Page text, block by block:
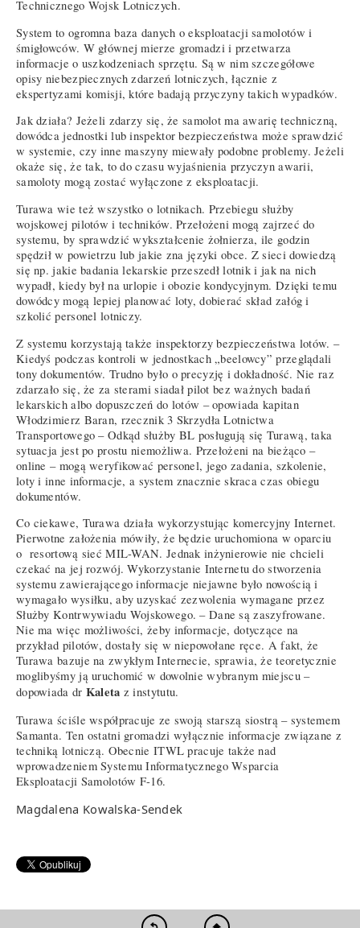
Technicznego Wojsk Lotniczych.
System to ogromna baza danych o eksploatacji samolotów i
śmigłowców. W głównej mierze gromadzi i przetwarza
informacje o uszkodzeniach sprzętu. Są w nim szczegółowe
opisy niebezpiecznych zdarzeń lotniczych, łącznie z
ekspertyzami komisji, które badają przyczyny takich wypadków.
Jak działa? Jeżeli zdarzy się, że samolot ma awarię techniczną,
dowódca jednostki lub inspektor bezpieczeństwa może sprawdzić
w systemie, czy inne maszyny miewały podobne problemy. Jeżeli
okaże się, że tak, to do czasu wyjaśnienia przyczyn awarii,
samoloty mogą zostać wyłączone z eksploatacji.
Turawa wie też wszystko o lotnikach. Przebiegu służby
wojskowej pilotów i techników. Przełożeni mogą zajrzeć do
systemu, by sprawdzić wykształcenie żołnierza, ile godzin
spędził w powietrzu lub jakie zna języki obce. Z sieci dowiedzą
się np. jakie badania lekarskie przeszedł lotnik i jak na nich
wypadł, kiedy był na urlopie i obozie kondycyjnym. Dzięki temu
dowódcy mogą lepiej planować loty, dobierać skład załóg i
szkolić personel lotniczy.
Z systemu korzystają także inspektorzy bezpieczeństwa lotów. –
Kiedyś podczas kontroli w jednostkach „beelowcy” przeglądali
tony dokumentów. Trudno było o precyzję i dokładność. Nie raz
zdarzało się, że za sterami siadał pilot bez ważnych badań
lekarskich albo dopuszczeń do lotów – opowiada kapitan
Włodzimierz Baran, rzecznik 3 Skrzydła Lotnictwa
Transportowego – Odkąd służby BL posługują się Turawą, taka
sytuacja jest po prostu niemożliwa. Przełożeni na bieżąco –
online – mogą weryfikować personel, jego zadania, szkolenie,
loty i inne informacje, a system znacznie skraca czas obiegu
dokumentów.
Co ciekawe, Turawa działa wykorzystując komercyjny Internet.
Pierwotne założenia mówiły, że będzie uruchomiona w oparciu
o resortową sieć MIL-WAN. Jednak inżynierowie nie chcieli
czekać na jej rozwój. Wykorzystanie Internetu do stworzenia
systemu zawierającego informacje niejawne było nowością i
wymagało wysiłku, aby uzyskać zezwolenia wymagane przez
Służby Kontrwywiadu Wojskowego. – Dane są zaszyfrowane.
Nie ma więc możliwości, żeby informacje, dotyczące na
przykład pilotów, dostały się w niepowołane ręce. A fakt, że
Turawa bazuje na zwykłym Internecie, sprawia, że teoretycznie
moglibyśmy ją uruchomić w dowolnie wybranym miejscu –
dopowiada dr Kaleta z instytutu.
Turawa ściśle współpracuje ze swoją starszą siostrą – systemem
Samanta. Ten ostatni gromadzi wyłącznie informacje związane z
techniką lotniczą. Obecnie ITWL pracuje także nad
wprowadzeniem Systemu Informatycznego Wsparcia
Eksploatacji Samolotów F-16.
Magdalena Kowalska-Sendek